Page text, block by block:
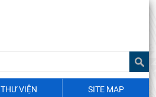
THƯ VIỆN SITE MAP